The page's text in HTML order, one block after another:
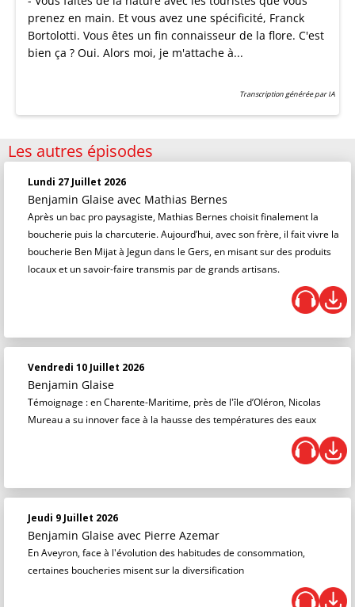
prenez en main. Et vous avez une spécificité, Franck
Bortolotti. Vous êtes un fin connaisseur de la flore. C'est
bien ça ? Oui. Alors moi, je m'attache à...
Transcription générée par IA
Les autres épisodes
Lundi 27 Juillet 2026
Benjamin Glaise avec Mathias Bernes
Après un bac pro paysagiste, Mathias Bernes choisit finalement la
boucherie puis la charcuterie. Aujourd’hui, avec son frère, il fait vivre la
boucherie Ben Mijat à Jegun dans le Gers, en misant sur des produits
locaux et un savoir-faire transmis par de grands artisans.
Vendredi 10 Juillet 2026
Benjamin Glaise
Témoignage : en Charente-Maritime, près de l'île d’Oléron, Nicolas
Mureau a su innover face à la hausse des températures des eaux
Jeudi 9 Juillet 2026
Benjamin Glaise avec Pierre Azemar
En Aveyron, face à l'évolution des habitudes de consommation,
certaines boucheries misent sur la diversification